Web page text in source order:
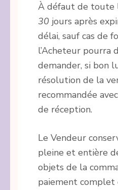
À défaut de toute
30 jours après
délai, sauf cas de
l’Acheteur pourra
demander, si bon
résolution de la
recommandée
de réception.
Le Vendeur
pleine et entière
objets de la
paiement complet